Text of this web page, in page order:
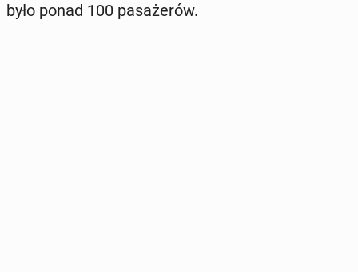
było ponad 100 pa­sa­że­rów.